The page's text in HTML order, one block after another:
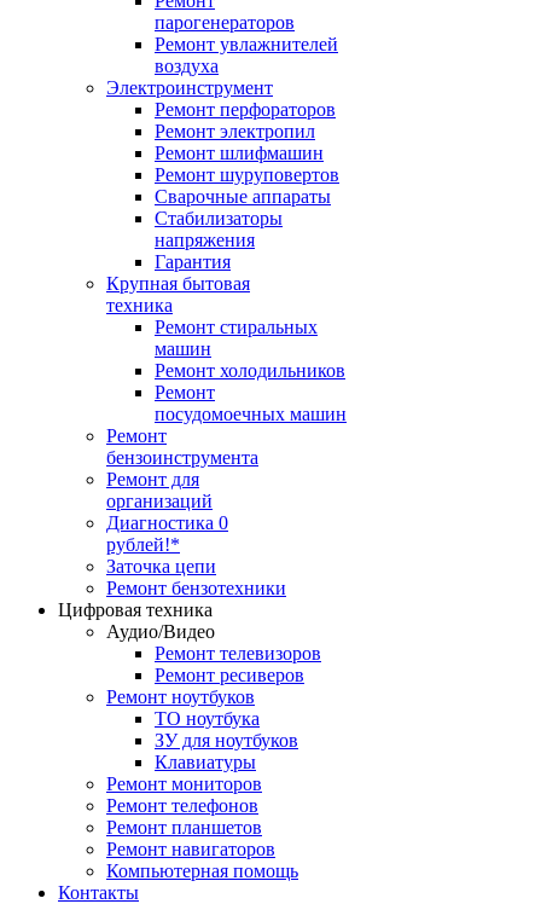
парогенераторов
Ремонт увлажнителей
воздуха
Электроинструмент
Ремонт перфораторов
Ремонт электропил
Ремонт шлифмашин
Ремонт шуруповертов
Сварочные аппараты
Стабилизаторы
напряжения
Гарантия
Крупная бытовая
техника
Ремонт стиральных
машин
Ремонт холодильников
Ремонт
посудомоечных машин
Ремонт
бензоинструмента
Ремонт для
организаций
Диагностика 0
рублей!*
Заточка цепи
Ремонт бензотехники
Цифровая техника
Аудио/Видео
Ремонт телевизоров
Ремонт ресиверов
Ремонт ноутбуков
ТО ноутбука
ЗУ для ноутбуков
Клавиатуры
Ремонт мониторов
Ремонт телефонов
Ремонт планшетов
Ремонт навигаторов
Компьютерная помощь
Контакты